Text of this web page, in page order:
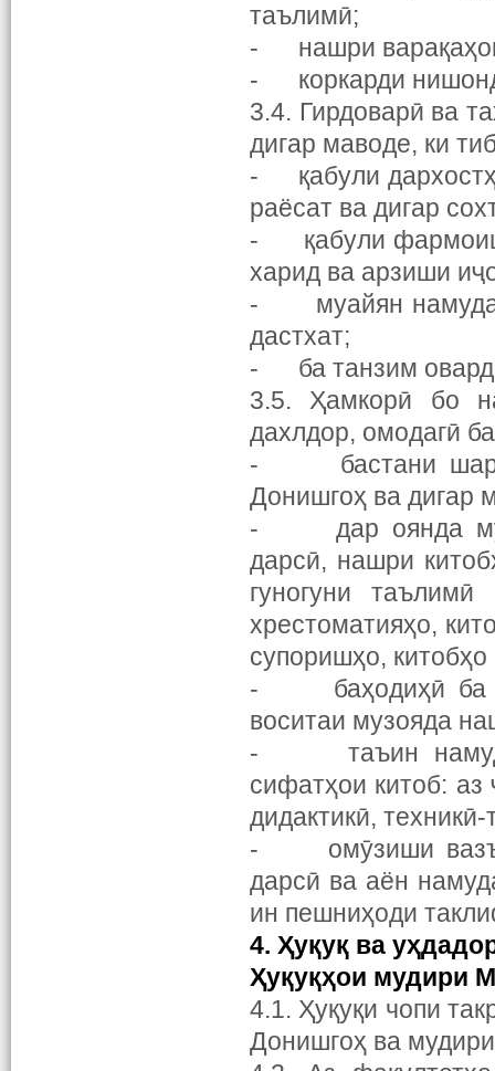
таълимӣ;
- нашри варақаҳои
- коркарди
3.4. Гирдоварӣ ва
дигар маводе, ки
- қабули
раёсат ва дигар
- қабули
харид ва арзиши
- муайян
дастхат;
- ба танзим
3.5. Ҳамкорӣ бо
дахлдор, омодагӣ
- бастани
Донишгоҳ ва дигар
- дар оянда
дарсӣ, нашри
гуногуни
хрестоматияҳо,
супоришҳо,
- баҳодиҳӣ ба
воситаи музояда
- таъин намудан
сифатҳои китоб: аз
дидактикӣ,
- омӯзиши вазъи
дарсӣ ва аён
ин пешниҳоди
4. Ҳуқуқ ва уҳ
Ҳуқуқҳои мудири
4.1. Ҳуқуқи чопи
Донишгоҳ ва